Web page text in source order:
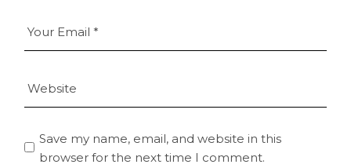
Save my name, email, and website in this
browser for the next time I comment.